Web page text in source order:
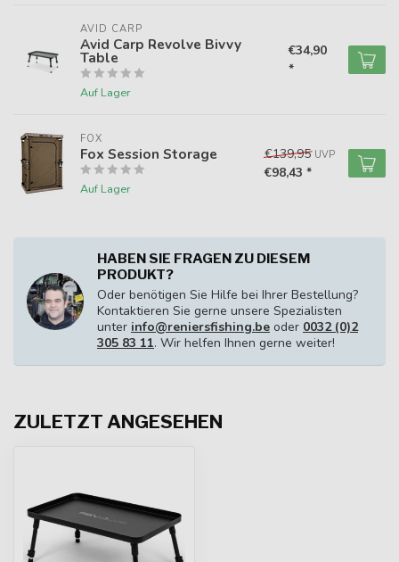
AVID CARP
Avid Carp Revolve Bivvy
Table
Auf Lager
€34,90
*
FOX
Fox Session Storage
Auf Lager
€139,95 UVP
€98,43 *
HABEN SIE FRAGEN ZU DIESEM
PRODUKT?
Oder benötigen Sie Hilfe bei Ihrer Bestellung?
Kontaktieren Sie gerne unsere Spezialisten
unter info@reniersfishing.be oder 0032 (0)2
305 83 11. Wir helfen Ihnen gerne weiter!
ZULETZT ANGESEHEN